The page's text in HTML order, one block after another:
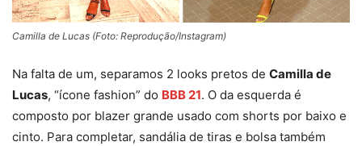
Camilla de Lucas (Foto: Reprodução/Instagram)
Na falta de um, separamos 2 looks pretos de Camilla de
Lucas, “ícone fashion” do BBB 21. O da esquerda é
composto por blazer grande usado com shorts por baixo e
cinto. Para completar, sandália de tiras e bolsa também